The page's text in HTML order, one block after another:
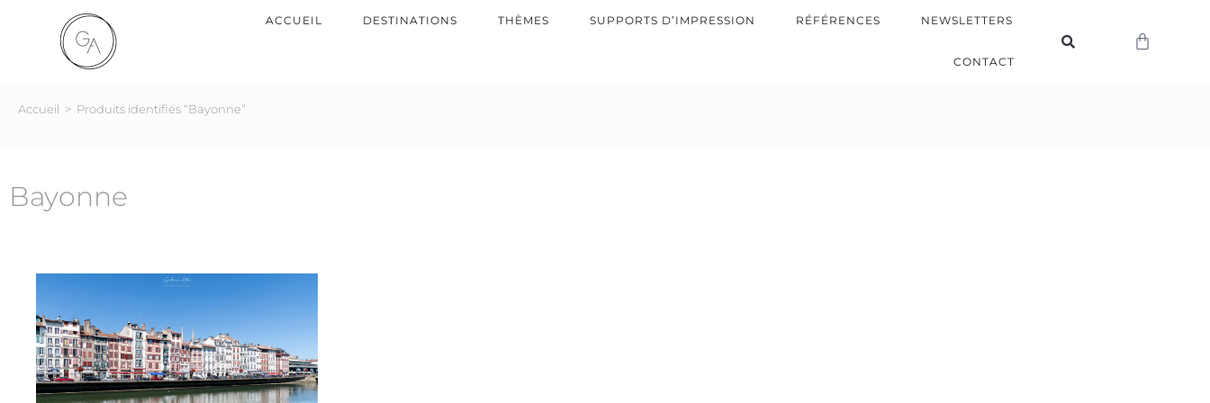
ACCUEIL DESTINATIONS THÈMES SUPPORTS D’IMPRESSION RÉFÉRENCES NEWSLETTERS
CONTACT
Accueil > Produits identifiés “Bayonne”
Bayonne